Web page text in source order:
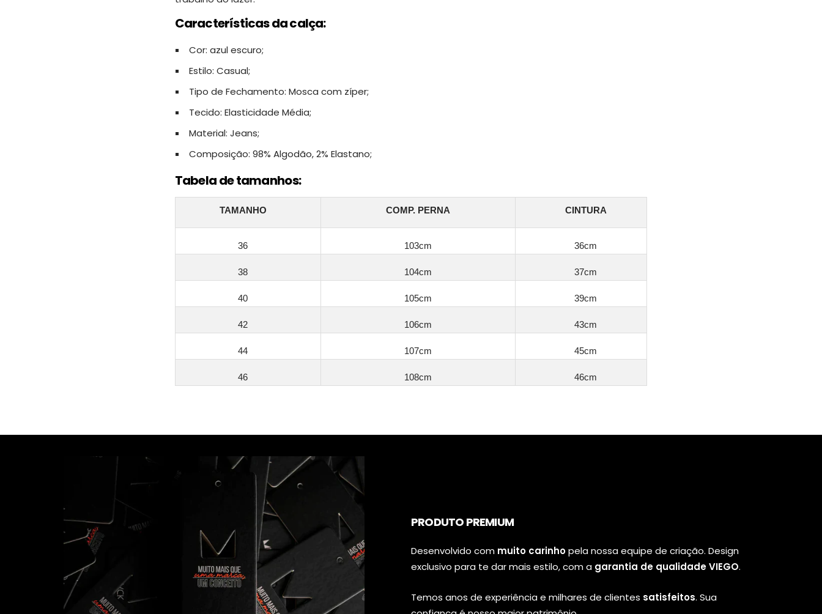
Características da calça:
Cor: azul escuro;
Estilo: Casual;
Tipo de Fechamento: Mosca com zíper;
Tecido: Elasticidade Média;
Material: Jeans;
Composição: 98% Algodão, 2% Elastano;
Tabela de tamanhos:
TAMANHO COMP. PERNA CINTURA
36 103cm 36cm
38 104cm 37cm
40 105cm 39cm
42 106cm 43cm
44 107cm 45cm
46 108cm 46cm
PRODUTO PREMIUM
Desenvolvido com muito carinhopela nossa equipe de criação. Design
exclusivo para te dar mais estilo, com agarantia de qualidade VIEGO.
Temos anos de experiência e milhares de clientes satisfeitos. Sua